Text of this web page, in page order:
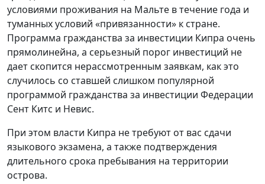
условиями проживания на Мальте в течение года и
туманных условий «привязанности» к стране.
Программа гражданства за инвестиции Кипра очень
прямолинейна, а серьезный порог инвестиций не
дает скопится нерассмотренным заявкам, как это
случилось со ставшей слишком популярной
программой гражданства за инвестиции Федерации
Сент Китс и Невис.
При этом власти Кипра не требуют от вас сдачи
языкового экзамена, а также подтверждения
длительного срока пребывания на территории
острова.